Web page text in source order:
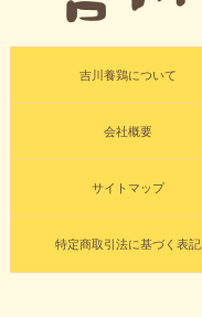
吉川養鶏について
会社概要
サイトマップ
特定商取引法に基づく表記